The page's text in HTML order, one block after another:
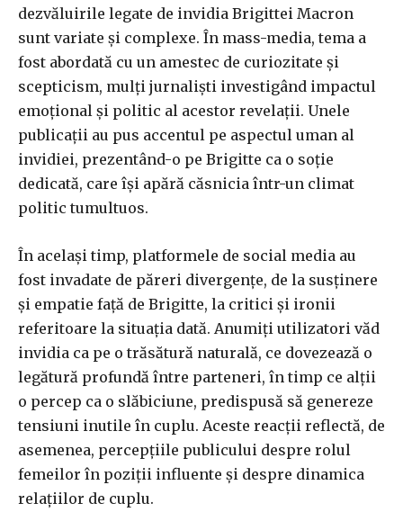
dezvăluirile legate de invidia Brigittei Macron
sunt variate și complexe. În mass-media, tema a
fost abordată cu un amestec de curiozitate și
scepticism, mulți jurnaliști investigând impactul
emoțional și politic al acestor revelații. Unele
publicații au pus accentul pe aspectul uman al
invidiei, prezentând-o pe Brigitte ca o soție
dedicată, care își apără căsnicia într-un climat
politic tumultuos.
În același timp, platformele de social media au
fost invadate de păreri divergențe, de la susținere
și empatie față de Brigitte, la critici și ironii
referitoare la situația dată. Anumiți utilizatori văd
invidia ca pe o trăsătură naturală, ce dovezează o
legătură profundă între parteneri, în timp ce alții
o percep ca o slăbiciune, predispusă să genereze
tensiuni inutile în cuplu. Aceste reacții reflectă, de
asemenea, percepțiile publicului despre rolul
femeilor în poziții influente și despre dinamica
relațiilor de cuplu.